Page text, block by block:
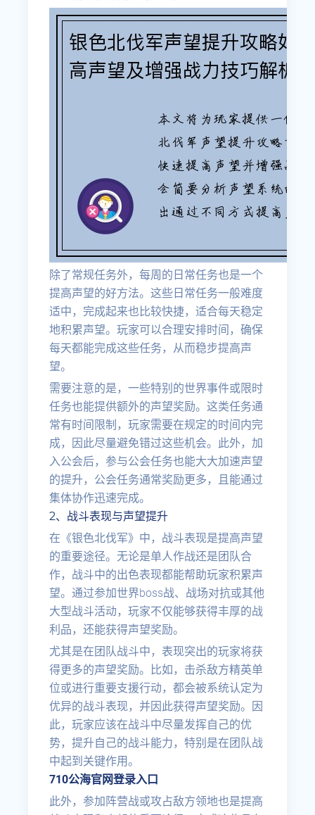
除了常规任务外，每周的日常任务也是一个
提高声望的好方法。这些日常任务一般难度
适中，完成起来也比较快捷，适合每天稳定
地积累声望。玩家可以合理安排时间，确保
每天都能完成这些任务，从而稳步提高声
望。
需要注意的是，一些特别的世界事件或限时
任务也能提供额外的声望奖励。这类任务通
常有时间限制，玩家需要在规定的时间内完
成，因此尽量避免错过这些机会。此外，加
入公会后，参与公会任务也能大大加速声望
的提升，公会任务通常奖励更多，且能通过
集体协作迅速完成。
2、战斗表现与声望提升
在《银色北伐军》中，战斗表现是提高声望
的重要途径。无论是单人作战还是团队合
作，战斗中的出色表现都能帮助玩家积累声
望。通过参加世界boss战、战场对抗或其他
大型战斗活动，玩家不仅能够获得丰厚的战
利品，还能获得声望奖励。
尤其是在团队战斗中，表现突出的玩家将获
得更多的声望奖励。比如，击杀敌方精英单
位或进行重要支援行动，都会被系统认定为
优异的战斗表现，并因此获得声望奖励。因
此，玩家应该在战斗中尽量发挥自己的优
势，提升自己的战斗能力，特别是在团队战
中起到关键作用。
710公海官网登录入口
此外，参加阵营战或攻占敌方领地也是提高